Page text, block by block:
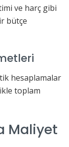
ve harç gibi
bütçe
hesaplamalar
toplam
Maliyet